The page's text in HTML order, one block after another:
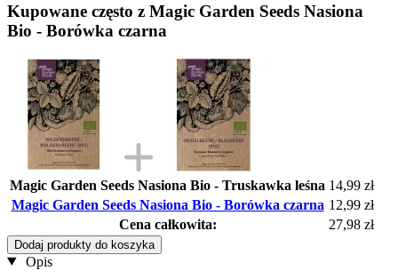
Kupowane często z Magic Garden Seeds Nasiona
Bio - Borówka czarna
Magic Garden Seeds Nasiona Bio - Truskawka leśna 14,99 zł
Magic Garden Seeds Nasiona Bio - Borówka czarna 12,99 zł
Cena całkowita:
27,98 zł
Dodaj produkty do koszyka
Opis